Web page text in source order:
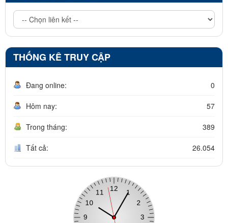
THỐNG KÊ TRUY CẬP
Đang online: 0
Hôm nay: 57
Trong tháng: 389
Tất cả: 26.054